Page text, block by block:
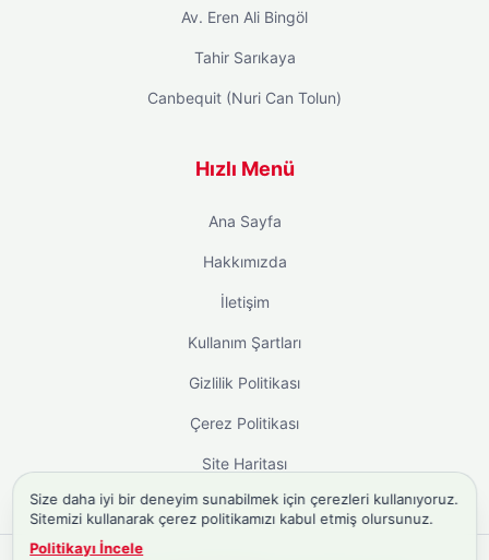
Av. Eren Ali Bingöl
Tahir Sarıkaya
Canbequit (Nuri Can Tolun)
Hızlı Menü
Ana Sayfa
Hakkımızda
İletişim
Kullanım Şartları
Gizlilik Politikası
Çerez Politikası
Site Haritası
Size daha iyi bir deneyim sunabilmek için çerezleri kullanıyoruz.
Sitemizi kullanarak çerez politikamızı kabul etmiş olursunuz.
Politikayı İncele